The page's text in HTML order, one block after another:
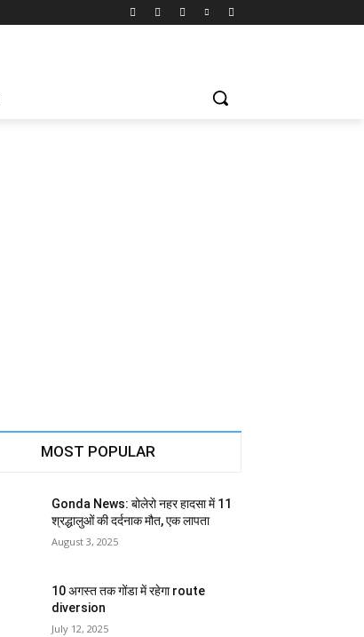
MOST POPULAR
Gonda News: बोलेरो नहर हादसा में 11
श्रद्धालुओं की दर्दनाक मौत, एक लापता
August 3, 2025
10 अगस्त तक गोंडा में रहेगा route
diversion
July 12, 2025